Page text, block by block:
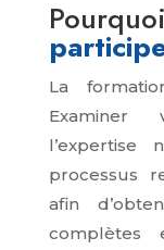
La
Examiner
l’expertise
processus
afin
complètes